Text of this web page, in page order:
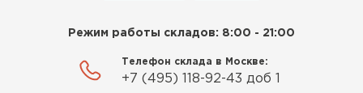
Режим работы складов: 8:00 - 21:00
Телефон склада в Москве:
+7 (495) 118-92-43 доб 1